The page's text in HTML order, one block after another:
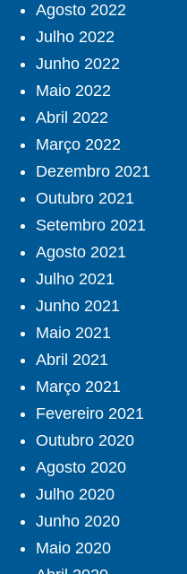
Agosto 2022
Julho 2022
Junho 2022
Maio 2022
Abril 2022
Março 2022
Dezembro 2021
Outubro 2021
Setembro 2021
Agosto 2021
Julho 2021
Junho 2021
Maio 2021
Abril 2021
Março 2021
Fevereiro 2021
Outubro 2020
Agosto 2020
Julho 2020
Junho 2020
Maio 2020